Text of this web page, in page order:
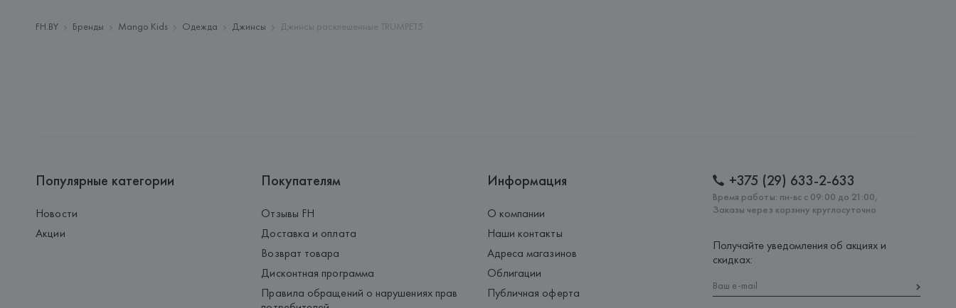
FH.BY Бренды Mango Kids Одежда Джинсы Джинсы расклешенные TRUMPET5
Популярные категории
Новости
Акции
Покупателям
Отзывы FH
Доставка и оплата
Возврат товара
Дисконтная программа
Правила обращений о нарушениях прав
Информация
О компании
Наши контакты
Адреса магазинов
Облигации
Публичная оферта
+375 (29) 633-2-633
Время работы: пн-вс с 09:00 до 21:00,
Заказы через корзину круглосуточно
Получайте уведомления об акциях и
скидках: